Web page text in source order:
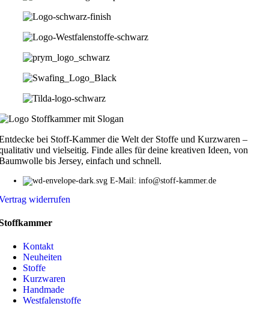
bei Stoff-Kammer die Welt der Stoffe und Kurzwaren –
und vielseitig. Finde alles für deine kreativen Ideen, von
bis Jersey, einfach und schnell.
E-Mail: info@stoff-kammer.de
widerrufen
Kontakt
Neuheiten
Stoffe
Kurzwaren
Handmade
Westfalenstoffe